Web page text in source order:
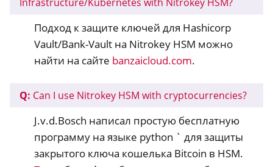
Подход к защите ключей для Hashicorp
Vault/Bank-Vault на Nitrokey HSM можно
найти на сайте banzaicloud.com.
Q: Can I use Nitrokey HSM with cryptocurrencies?
J.v.d.Bosch написал простую бесплатную
программу на языке python ` для защиты
закрытого ключа кошелька Bitcoin в HSM.